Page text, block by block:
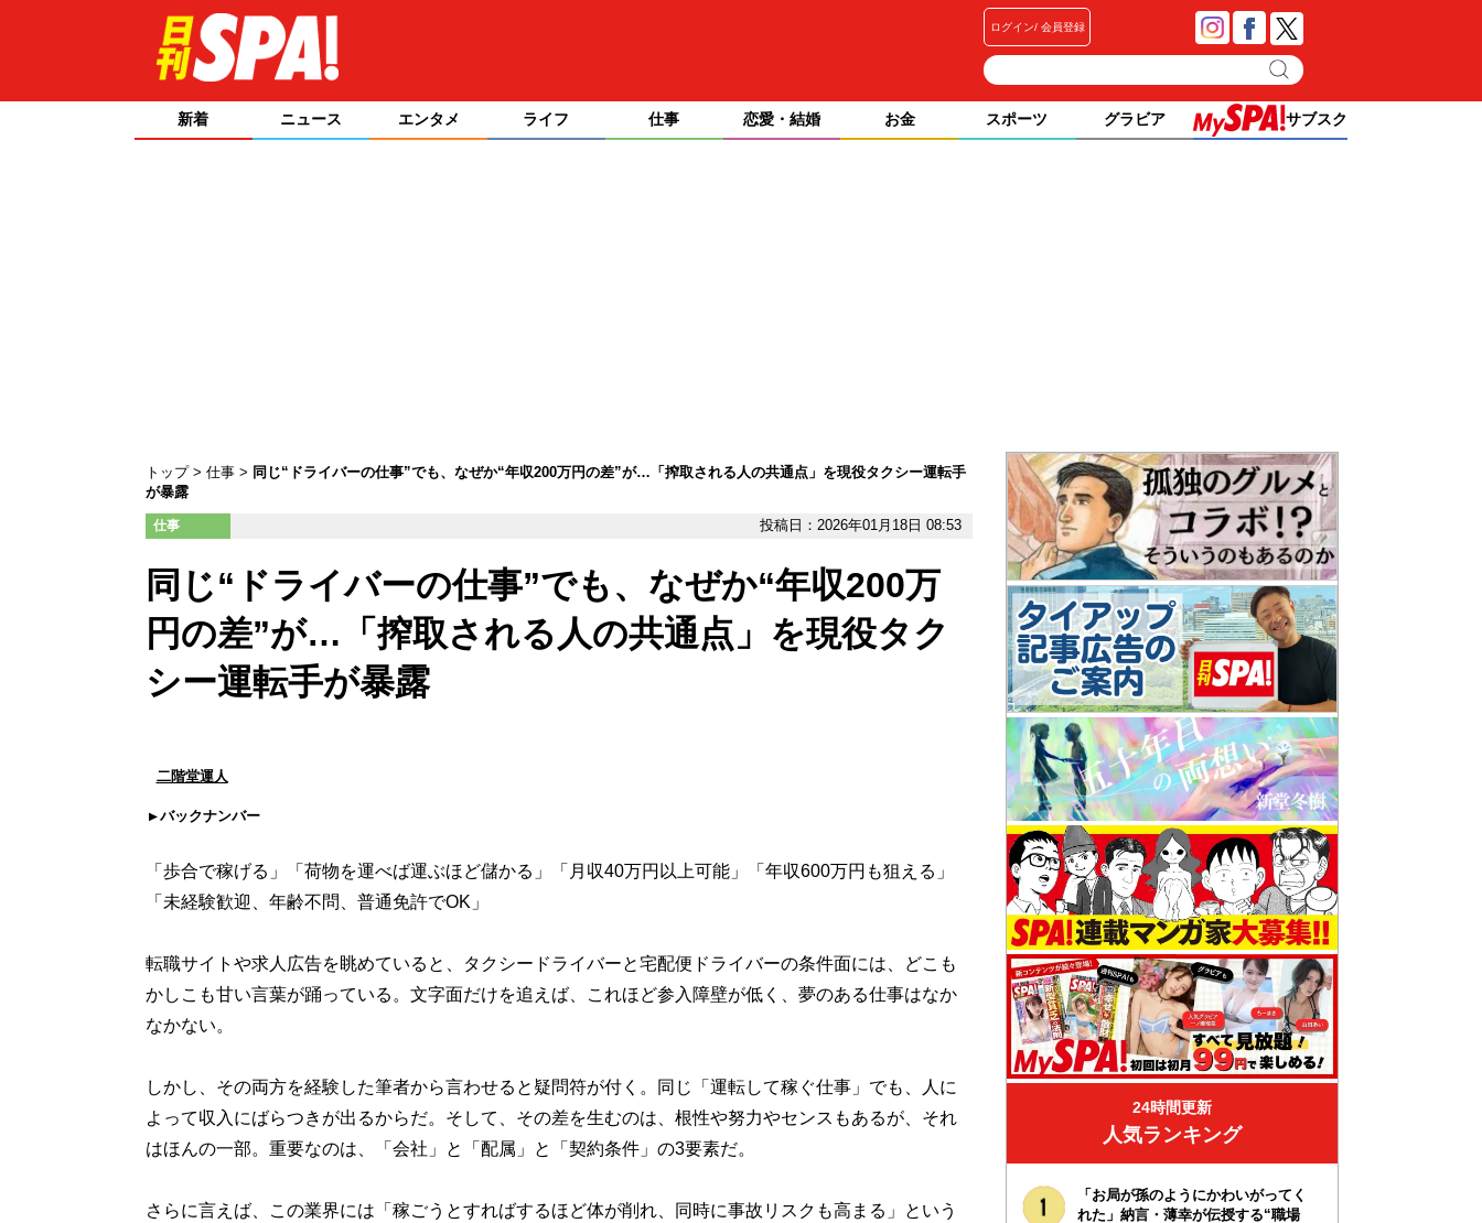
ログイン 会員登録
新着 ニュース エンタメ ライフ 仕事 恋愛・結婚 お金 スポーツ グラビア サブスク
トップ 仕事
同じ“ドライバーの仕事”でも、なぜか“年収200万円の差”が…「搾取される人の共通点」を現役タクシー運転手
が暴露
仕事 投稿日：2026年01月18日 08:53
同じ“ドライバーの仕事”でも、なぜか“年収200万
円の差”が…「搾取される人の共通点」を現役タク
シー運転手が暴露
二階堂運人
バックナンバー
「歩合で稼げる」「荷物を運べば運ぶほど儲かる」「月収40万円以上可能」「年収600万円も狙える」
「未経験歓迎、年齢不問、普通免許でOK」
転職サイトや求人広告を眺めていると、タクシードライバーと宅配便ドライバーの条件面には、どこも
かしこも甘い言葉が踊っている。文字面だけを追えば、これほど参入障壁が低く、夢のある仕事はなか
なかない。
しかし、その両方を経験した筆者から言わせると疑問符が付く。同じ「運転して稼ぐ仕事」でも、人に
よって収入にばらつきが出るからだ。そして、その差を生むのは、根性や努力やセンスもあるが、それ
はほんの一部。重要なのは、「会社」と「配属」と「契約条件」の3要素だ。
さらに言えば、この業界には「稼ごうとすればするほど体が削れ、同時に事故リスクも高まる」という
24時間更新
人気ランキング
「お局が孫のようにかわいがってく
れた」納言・薄幸が伝授する“職場